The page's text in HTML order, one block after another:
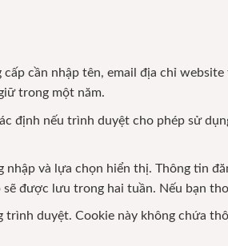
cần nhập tên, email địa chỉ
trong một năm.
định nếu trình duyệt cho phép sử
và lựa chọn hiển thị. Thông tin
được lưu trong hai tuần. Nếu bạn
duyệt. Cookie này không chứa